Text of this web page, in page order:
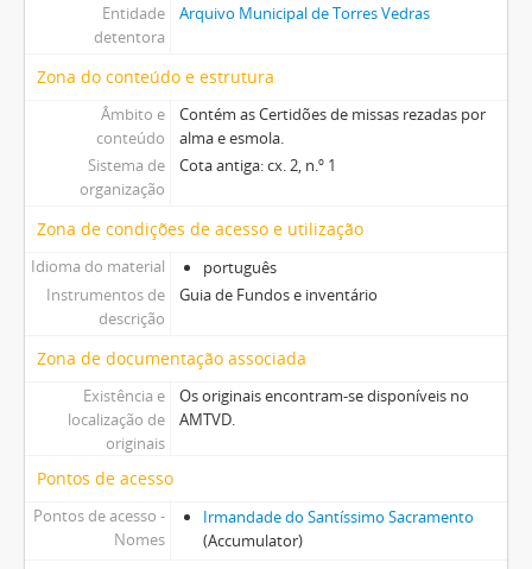
Entidade
detentora
Arquivo Municipal de Torres Vedras
Zona do conteúdo e estrutura
Âmbito e
conteúdo
Contém as Certidões de missas rezadas por
alma e esmola.
Sistema de
organização
Cota antiga: cx. 2, n.º 1
Zona de condições de acesso e utilização
Idioma do material
português
Instrumentos de
descrição
Guia de Fundos e inventário
Zona de documentação associada
Existência e
localização de
originais
Os originais encontram-se disponíveis no
AMTVD.
Pontos de acesso
Pontos de acesso -
Nomes
Irmandade do Santíssimo Sacramento
(Accumulator)